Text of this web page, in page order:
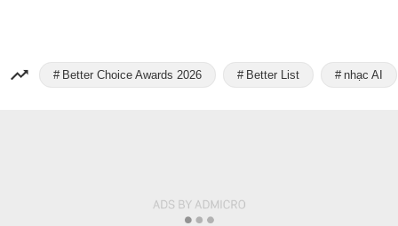
Better Choice Awards 2026 Better List nhạc AI